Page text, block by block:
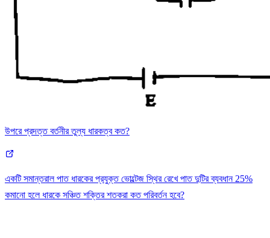
উপরে প্রদত্ত বর্তনীর তুল্য ধারকত্ব কত?
একটি সমান্তরাল পাত ধারকের প্রযুক্ত ভোল্টেজ স্থির রেখে পাত দুটির ব্যবধান 25%
কমানো হলে ধারকে সঞ্চিত শক্তির শতকরা কত পরিবর্তন হবে?